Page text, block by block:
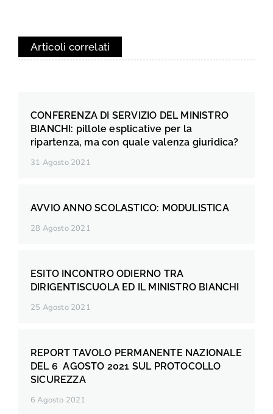
Articoli correlati
CONFERENZA DI SERVIZIO DEL MINISTRO
BIANCHI: pillole esplicative per la
ripartenza, ma con quale valenza giuridica?
31 Agosto 2021
AVVIO ANNO SCOLASTICO: MODULISTICA
28 Agosto 2021
ESITO INCONTRO ODIERNO TRA
DIRIGENTISCUOLA ED IL MINISTRO BIANCHI
25 Agosto 2021
REPORT TAVOLO PERMANENTE NAZIONALE
DEL 6 AGOSTO 2021 SUL PROTOCOLLO
SICUREZZA
6 Agosto 2021